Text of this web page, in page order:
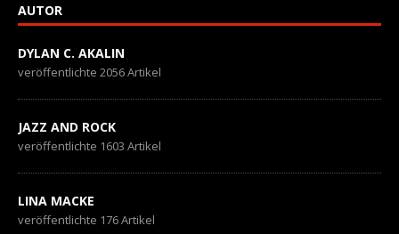
AUTOR
DYLAN C. AKALIN
veröffentlichte 2056 Artikel
JAZZ AND ROCK
veröffentlichte 1603 Artikel
LINA MACKE
veröffentlichte 176 Artikel